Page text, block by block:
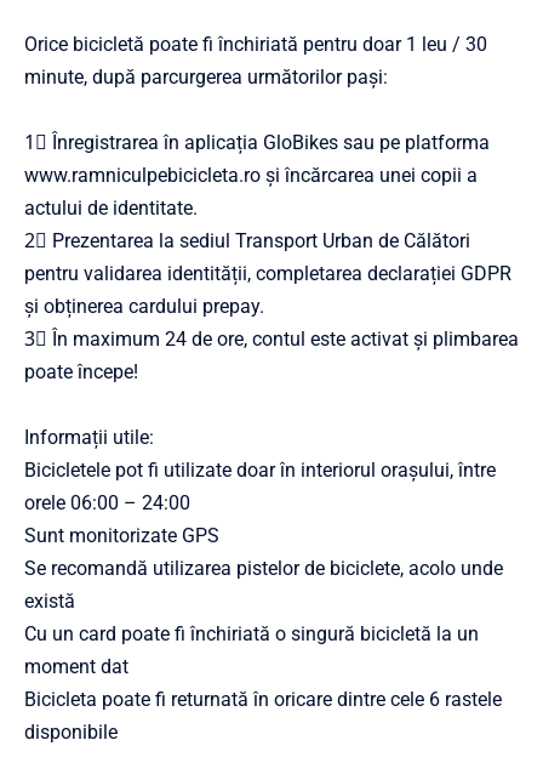
Orice bicicletă poate fi închiriată pentru doar 1 leu / 30
minute, după parcurgerea următorilor pași:
1⃣ Înregistrarea în aplicația GloBikes sau pe platforma
www.ramniculpebicicleta.ro și încărcarea unei copii a
actului de identitate.
2⃣ Prezentarea la sediul Transport Urban de Călători
pentru validarea identității, completarea declarației GDPR
și obținerea cardului prepay.
3⃣ În maximum 24 de ore, contul este activat și plimbarea
poate începe!
Informații utile:
Bicicletele pot fi utilizate doar în interiorul orașului, între
orele 06:00 – 24:00
Sunt monitorizate GPS
Se recomandă utilizarea pistelor de biciclete, acolo unde
există
Cu un card poate fi închiriată o singură bicicletă la un
moment dat
Bicicleta poate fi returnată în oricare dintre cele 6 rastele
disponibile